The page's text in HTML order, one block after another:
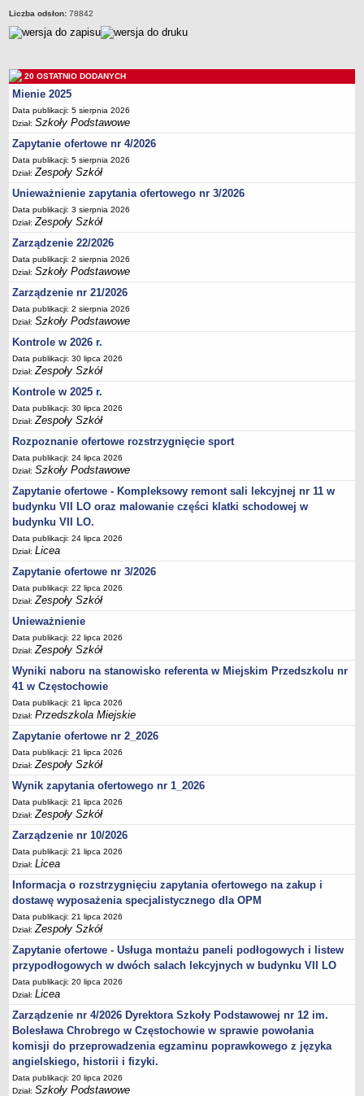
Deklaracja dostępności
PORADNIE PSYCHOLOGICZNO-PEDAGOGICZNE
BIURO FINANSÓW OŚWIATY
Dane podstawowe
Statut
Majątek
Godziny dyżurów
Ogłoszenia
Zarządzenia
Rejestry, ewidencje, archiwa
Kontrole
PONOWNE WYKORZYSTYWANIE
Sprawozdania
Deklaracja dostępności
DEKLARACJA DOSTĘPNOŚCI
OŚWIADCZENIA MAJĄTKOWE
UDOSTĘPNIANIE INFORMACJI PUBLICZNEJ
OCHRONA DANYCH OSOBOWYCH
Liczba odsłon: 78842
20 OSTATNIO DODANYCH
Mienie 2025
Data publikacji: 5 sierpnia 2026
Dział:Szkoły Podstawowe
Zapytanie ofertowe nr 4/2026
Data publikacji: 5 sierpnia 2026
Dział:Zespoły Szkół
Unieważnienie zapytania ofertowego nr 3/2026
Data publikacji: 3 sierpnia 2026
Dział:Zespoły Szkół
Zarządzenie 22/2026
Data publikacji: 2 sierpnia 2026
Dział:Szkoły Podstawowe
Zarządzenie nr 21/2026
Data publikacji: 2 sierpnia 2026
Dział:Szkoły Podstawowe
Kontrole w 2026 r.
Data publikacji: 30 lipca 2026
Dział:Zespoły Szkół
Kontrole w 2025 r.
Data publikacji: 30 lipca 2026
Dział:Zespoły Szkół
Rozpoznanie ofertowe rozstrzygnięcie sport
Data publikacji: 24 lipca 2026
Dział:Szkoły Podstawowe
Zapytanie ofertowe - Kompleksowy remont sali lekcyjnej nr 11 w
budynku VII LO oraz malowanie części klatki schodowej w
budynku VII LO.
Data publikacji: 24 lipca 2026
Dział:Licea
Zapytanie ofertowe nr 3/2026
Data publikacji: 22 lipca 2026
Dział:Zespoły Szkół
Unieważnienie
Data publikacji: 22 lipca 2026
Dział:Zespoły Szkół
Wyniki naboru na stanowisko referenta w Miejskim Przedszkolu nr
41 w Częstochowie
Data publikacji: 21 lipca 2026
Dział:Przedszkola Miejskie
Zapytanie ofertowe nr 2_2026
Data publikacji: 21 lipca 2026
Dział:Zespoły Szkół
Wynik zapytania ofertowego nr 1_2026
Data publikacji: 21 lipca 2026
Dział:Zespoły Szkół
Zarządzenie nr 10/2026
Data publikacji: 21 lipca 2026
Dział:Licea
Informacja o rozstrzygnięciu zapytania ofertowego na zakup i
dostawę wyposażenia specjalistycznego dla OPM
Data publikacji: 21 lipca 2026
Dział:Zespoły Szkół
Zapytanie ofertowe - Usługa montażu paneli podłogowych i listew
przypodłogowych w dwóch salach lekcyjnych w budynku VII LO
Data publikacji: 20 lipca 2026
Dział:Licea
Zarządzenie nr 4/2026 Dyrektora Szkoły Podstawowej nr 12 im.
Bolesława Chrobrego w Częstochowie w sprawie powołania
komisji do przeprowadzenia egzaminu poprawkowego z języka
angielskiego, historii i fizyki.
Data publikacji: 20 lipca 2026
Dział:Szkoły Podstawowe